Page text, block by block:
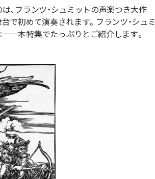
、フランツ・シュミットの声楽つき大作
台で初めて演奏されます。フランツ・シュミ
──本特集でたっぷりとご紹介します。